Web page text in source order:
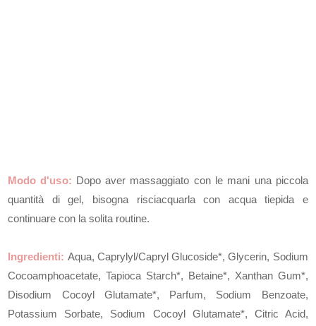
Modo d'uso: Dopo aver massaggiato con le mani una piccola
quantità di gel, bisogna risciacquarla con acqua tiepida e
continuare con la solita routine.
Ingredienti: Aqua, Caprylyl/Capryl Glucoside*, Glycerin, Sodium
Cocoamphoacetate, Tapioca Starch*, Betaine*, Xanthan Gum*,
Disodium Cocoyl Glutamate*, Parfum, Sodium Benzoate,
Potassium Sorbate, Sodium Cocoyl Glutamate*, Citric Acid,